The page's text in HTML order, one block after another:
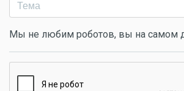
Мы не любим роботов, вы на самом